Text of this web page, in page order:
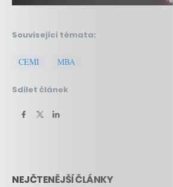
Související témata:
CEMI MBA
Sdílet článek
NEJČTENĚJŠÍ ČLÁNKY